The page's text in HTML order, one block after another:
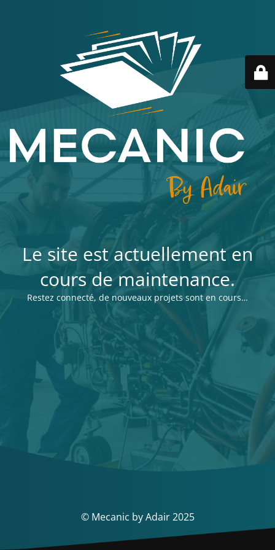
Le site est actuellement en
cours de maintenance.
Restez connecté, de nouveaux projets sont en cours…
© Mecanic by Adair 2025